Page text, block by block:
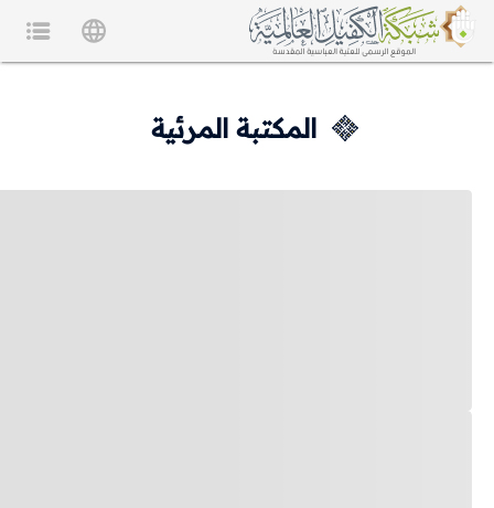
المكتبة المرئية